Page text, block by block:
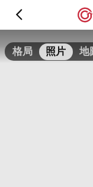
格局 照片 地